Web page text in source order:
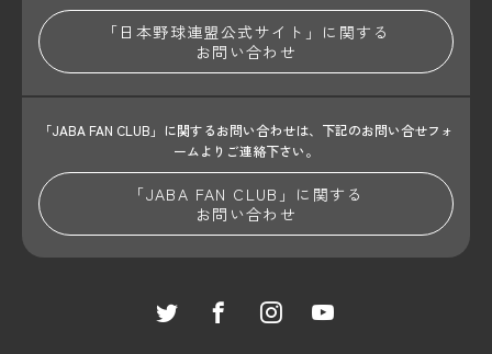
「日本野球連盟公式サイト」に関する
お問い合わせ
「JABA FAN CLUB」に関するお問い合わせは、 下記のお問い合せフォ
ームよりご連絡下さい。
「JABA FAN CLUB」に関する
お問い合わせ